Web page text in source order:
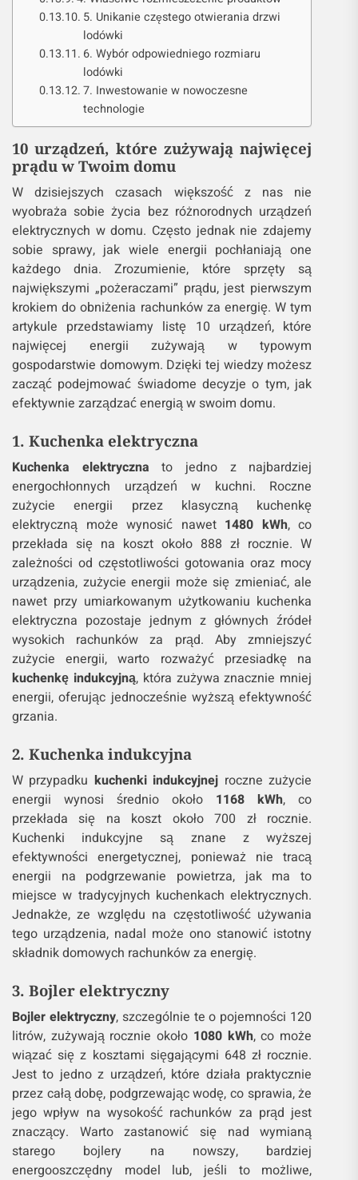
5. Unikanie częstego otwierania drzwi
lodówki
6. Wybór odpowiedniego rozmiaru
lodówki
7. Inwestowanie w nowoczesne
technologie
10 urządzeń, które zużywają najwięcej
prądu w Twoim domu
W dzisiejszych czasach większość z nas nie
wyobraża sobie życia bez różnorodnych urządzeń
elektrycznych w domu. Często jednak nie zdajemy
sobie sprawy, jak wiele energii pochłaniają one
każdego dnia. Zrozumienie, które sprzęty są
największymi „pożeraczami” prądu, jest pierwszym
krokiem do obniżenia rachunków za energię. W tym
artykule przedstawiamy listę 10 urządzeń, które
najwięcej energii zużywają w typowym
gospodarstwie domowym. Dzięki tej wiedzy możesz
zacząć podejmować świadome decyzje o tym, jak
efektywnie zarządzać energią w swoim domu.
1. Kuchenka elektryczna
Kuchenka elektryczna to jedno z najbardziej
energochłonnych urządzeń w kuchni. Roczne
zużycie energii przez klasyczną kuchenkę
elektryczną może wynosić nawet 1480 kWh, co
przekłada się na koszt około 888 zł rocznie. W
zależności od częstotliwości gotowania oraz mocy
urządzenia, zużycie energii może się zmieniać, ale
nawet przy umiarkowanym użytkowaniu kuchenka
elektryczna pozostaje jednym z głównych źródeł
wysokich rachunków za prąd. Aby zmniejszyć
zużycie energii, warto rozważyć przesiadkę na
kuchenkę indukcyjną, która zużywa znacznie mniej
energii, oferując jednocześnie wyższą efektywność
grzania.
2. Kuchenka indukcyjna
W przypadku kuchenki indukcyjnej roczne zużycie
energii wynosi średnio około 1168 kWh, co
przekłada się na koszt około 700 zł rocznie.
Kuchenki indukcyjne są znane z wyższej
efektywności energetycznej, ponieważ nie tracą
energii na podgrzewanie powietrza, jak ma to
miejsce w tradycyjnych kuchenkach elektrycznych.
Jednakże, ze względu na częstotliwość używania
tego urządzenia, nadal może ono stanowić istotny
składnik domowych rachunków za energię.
3. Bojler elektryczny
Bojler elektryczny, szczególnie te o pojemności 120
litrów, zużywają rocznie około 1080 kWh, co może
wiązać się z kosztami sięgającymi 648 zł rocznie.
Jest to jedno z urządzeń, które działa praktycznie
przez całą dobę, podgrzewając wodę, co sprawia, że
jego wpływ na wysokość rachunków za prąd jest
znaczący. Warto zastanowić się nad wymianą
starego bojlery na nowszy, bardziej
energooszczędny model lub, jeśli to możliwe,